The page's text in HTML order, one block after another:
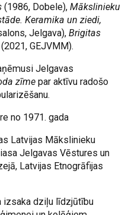
(1986, Dobele),Mākslinieku
Keramika un ziedi,
Jelgava),Brigitas
(2021, GEJVMM).
Jelgavas
zīme par aktīvu radošo
no 1971. gada
Latvijas Mākslinieku
Jelgavas Vēstures un
Latvijas Etnogrāfijas
izsaka dziļu līdzjūtību